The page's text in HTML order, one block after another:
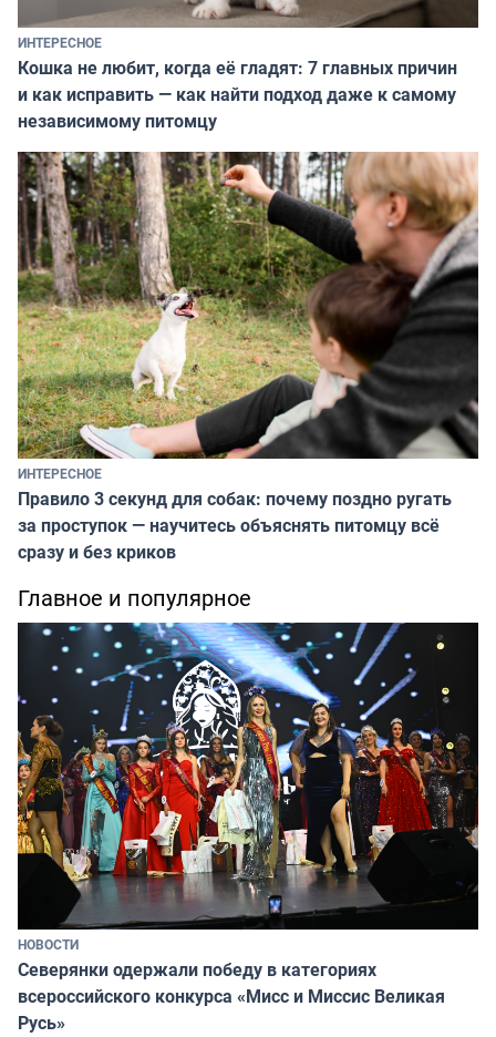
ИНТЕРЕСНОЕ
Кошка не любит, когда её гладят: 7 главных причин
и как исправить — как найти подход даже к самому
независимому питомцу
ИНТЕРЕСНОЕ
Правило 3 секунд для собак: почему поздно ругать
за проступок — научитесь объяснять питомцу всё
сразу и без криков
Главное и популярное
НОВОСТИ
Северянки одержали победу в категориях
всероссийского конкурса «Мисс и Миссис Великая
Русь»